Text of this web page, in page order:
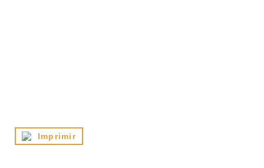
Imprimir